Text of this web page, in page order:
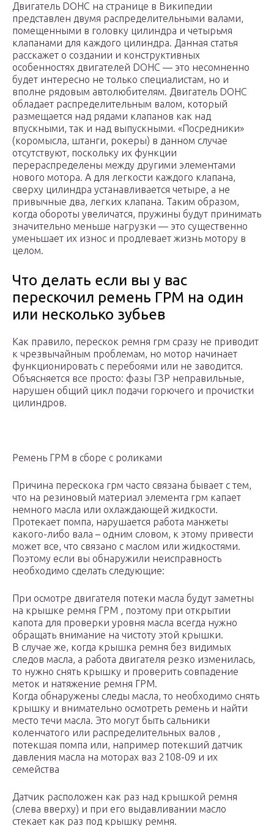
Двигатель DOHC на странице в Википедии
представлен двумя распределительными валами,
помещенными в головку цилиндра и четырьмя
клапанами для каждого цилиндра. Данная статья
расскажет о создании и конструктивных
особенностях двигателей DOHC — это несомненно
будет интересно не только специалистам, но и
вполне рядовым автолюбителям. Двигатель DOHC
обладает распределительным валом, который
размещается над рядами клапанов как над
впускными, так и над выпускными. «Посредники»
(коромысла, штанги, рокеры) в данном случае
отсутствуют, поскольку их функции
перераспределены между другими элементами
нового мотора. А для легкости каждого клапана,
сверху цилиндра устанавливается четыре, а не
привычные два, легких клапана. Таким образом,
когда обороты увеличатся, пружины будут принимать
значительно меньше нагрузки — это существенно
уменьшает их износ и продлевает жизнь мотору в
целом.
Что делать если вы у вас
перескочил ремень ГРМ на один
или несколько зубьев
Как правило, перескок ремня грм сразу не приводит
к чрезвычайным проблемам, но мотор начинает
функционировать с перебоями или не заводится.
Объясняется все просто: фазы ГЗР неправильные,
нарушен общий цикл подачи горючего и прочистки
цилиндров.
Ремень ГРМ в сборе с роликами
Причина перескока грм часто связана бывает с тем,
что на резиновый материал элемента грм капает
немного масла или охлаждающей жидкости.
Протекает помпа, нарушается работа манжеты
какого-либо вала – одним словом, к этому привести
может все, что связано с маслом или жидкостями.
Поэтому если вы обнаружили неисправность
необходимо сделать следующие:
При осмотре двигателя потеки масла будут заметны
на крышке ремня ГРМ , поэтому при открытии
капота для проверки уровня масла всегда нужно
обращать внимание на чистоту этой крышки.
В случае же, когда крышка ремня без видимых
следов масла, а работа двигателя резко изменилась,
то нужно снять крышку и проверить совпадение
меток и натяжение ремня ГРМ.
Когда обнаружены следы масла, то необходимо снять
крышку и внимательно осмотреть ремень и найти
место течи масла. Это могут быть сальники
коленчатого или распределительных валов ,
потекшая помпа или, например потекший датчик
давления масла на моторах ваз 2108-09 и их
семейства
Датчик расположен как раз над крышкой ремня
(слева вверху) и при его выдавливании масло
стекает как раз под крышку ремня.